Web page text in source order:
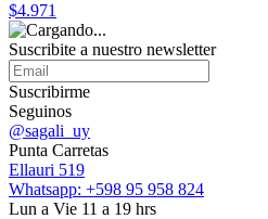
$4.971
Suscribite a nuestro newsletter
Suscribirme
Seguinos
@sagali_uy
Punta Carretas
Ellauri 519
Whatsapp: +598 95 958 824
Lun a Vie 11 a 19 hrs